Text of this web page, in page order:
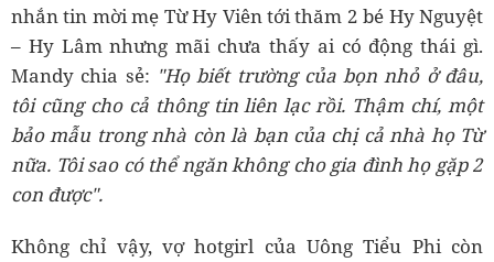
nhắn tin mời mẹ Từ Hy Viên tới thăm 2 bé Hy Nguyệt
– Hy Lâm nhưng mãi chưa thấy ai có động thái gì.
Mandy chia sẻ: "Họ biết trường của bọn nhỏ ở đâu,
tôi cũng cho cả thông tin liên lạc rồi. Thậm chí, một
bảo mẫu trong nhà còn là bạn của chị cả nhà họ Từ
nữa. Tôi sao có thể ngăn không cho gia đình họ gặp 2
con được".
Không chỉ vậy, vợ hotgirl của Uông Tiểu Phi còn